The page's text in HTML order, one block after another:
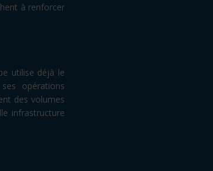
à renforcer
utilise déjà le
opérations
des volumes
infrastructure